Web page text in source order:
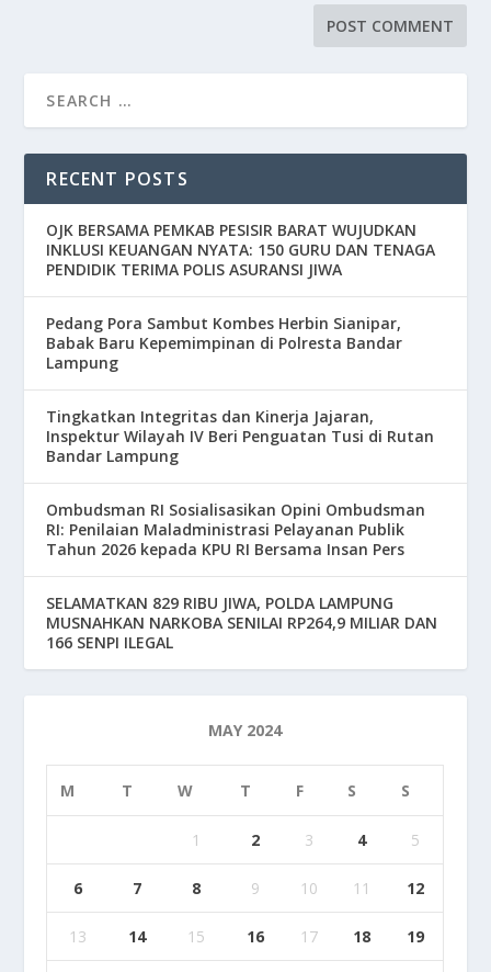
RECENT POSTS
OJK BERSAMA PEMKAB PESISIR BARAT WUJUDKAN
INKLUSI KEUANGAN NYATA: 150 GURU DAN TENAGA
PENDIDIK TERIMA POLIS ASURANSI JIWA
Pedang Pora Sambut Kombes Herbin Sianipar,
Babak Baru Kepemimpinan di Polresta Bandar
Lampung
Tingkatkan Integritas dan Kinerja Jajaran,
Inspektur Wilayah IV Beri Penguatan Tusi di Rutan
Bandar Lampung
Ombudsman RI Sosialisasikan Opini Ombudsman
RI: Penilaian Maladministrasi Pelayanan Publik
Tahun 2026 kepada KPU RI Bersama Insan Pers
SELAMATKAN 829 RIBU JIWA, POLDA LAMPUNG
MUSNAHKAN NARKOBA SENILAI RP264,9 MILIAR DAN
166 SENPI ILEGAL
MAY 2024
M T W T F S S
1 2 3 4 5
6 7 8 9 10 11 12
13 14 15 16 17 18 19